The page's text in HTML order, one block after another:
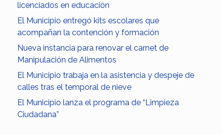
licenciados en educación
El Municipio entregó kits escolares que
acompañan la contención y formación
Nueva instancia para renovar el carnet de
Manipulación de Alimentos
El Municipio trabaja en la asistencia y despeje de
calles tras el temporal de nieve
El Municipio lanza el programa de “Limpieza
Ciudadana”